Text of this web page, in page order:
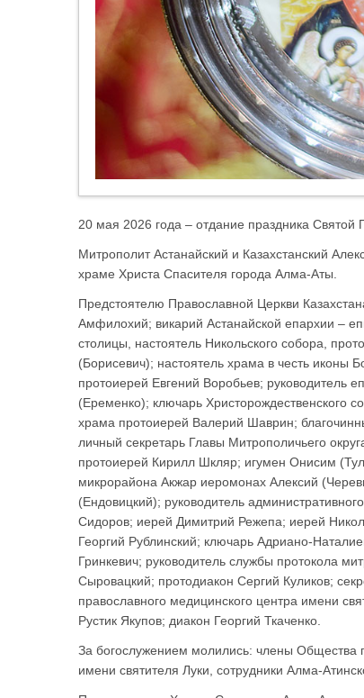
20 мая 2026 года – отдание праздника Святой
Митрополит Астанайский и Казахстанский
храме Христа Спасителя города Алма-Аты.
Предстоятелю Православной Церкви
Амфилохий; викарий Астанайской епархии –
столицы, настоятель Никольского собора,
(Борисевич); настоятель храма в честь
протоиерей Евгений Воробьев; руководитель
(Еременко); ключарь Христорождественского
храма протоиерей Валерий Шаврин;
личный секретарь Главы Митрополичьего
протоиерей Кирилл Шкляр; игумен Онисим
микрорайона Акжар иеромонах Алексий
(Ендовицкий); руководитель
Сидоров; иерей Димитрий Режепа; иерей
Георгий Рублинский; ключарь Адриано-
Гринкевич; руководитель службы протокола
Сыровацкий; протодиакон Сергий Куликов;
православного медицинского центра имени
Рустик Якупов; диакон Георгий Ткаченко.
За богослужением молились: члены Общества
имени святителя Луки, сотрудники Алма-